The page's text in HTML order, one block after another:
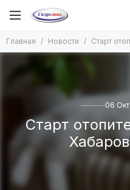
Главная Новости Старт
06
Старт